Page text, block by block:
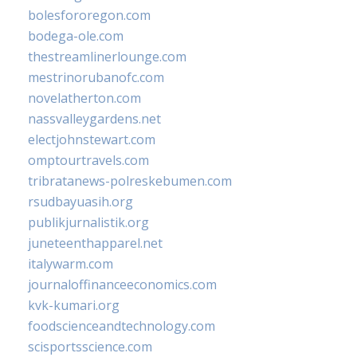
bolesfororegon.com
bodega-ole.com
thestreamlinerlounge.com
mestrinorubanofc.com
novelatherton.com
nassvalleygardens.net
electjohnstewart.com
omptourtravels.com
tribratanews-polreskebumen.com
rsudbayuasih.org
publikjurnalistik.org
juneteenthapparel.net
italywarm.com
journaloffinanceeconomics.com
kvk-kumari.org
foodscienceandtechnology.com
scisportsscience.com